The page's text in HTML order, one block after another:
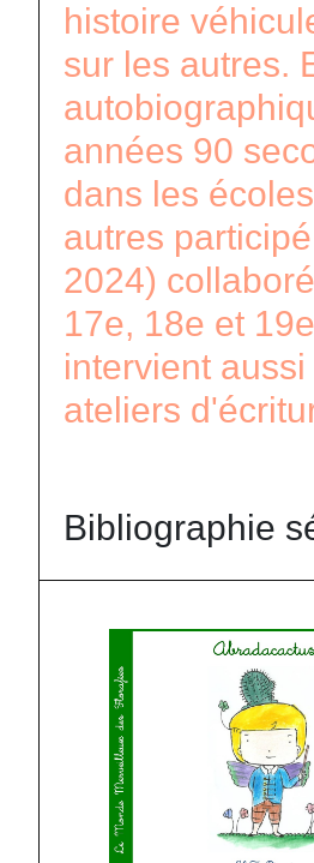
histoire
sur les autres.
années 90
dans les
autres
2024)
17e, 18e et
intervient
ateliers
Bibliographie